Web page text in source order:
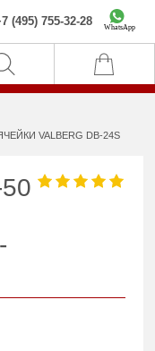
(495) 755-32-28 WhatsApp
VALBERG DB-24S